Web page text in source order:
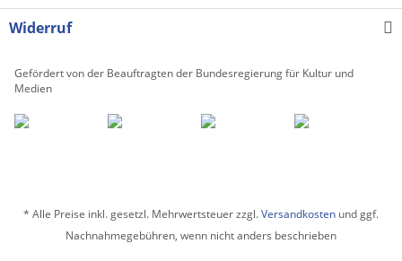
Widerruf
Gefördert von der Beauftragten der Bundesregierung für Kultur und
Medien
* Alle Preise inkl. gesetzl. Mehrwertsteuer zzgl.Versandkosten und ggf.
Nachnahmegebühren, wenn nicht anders beschrieben